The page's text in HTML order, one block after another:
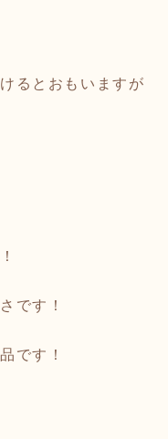
るとおもいますが
です！
です！